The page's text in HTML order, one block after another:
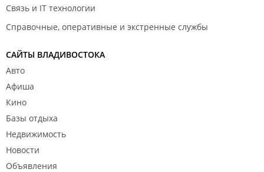
Связь и IT технологии
Справочные, оперативные и экстренные службы
САЙТЫ ВЛАДИВОСТОКА
Авто
Афиша
Кино
Базы отдыха
Недвижимость
Новости
Объявления